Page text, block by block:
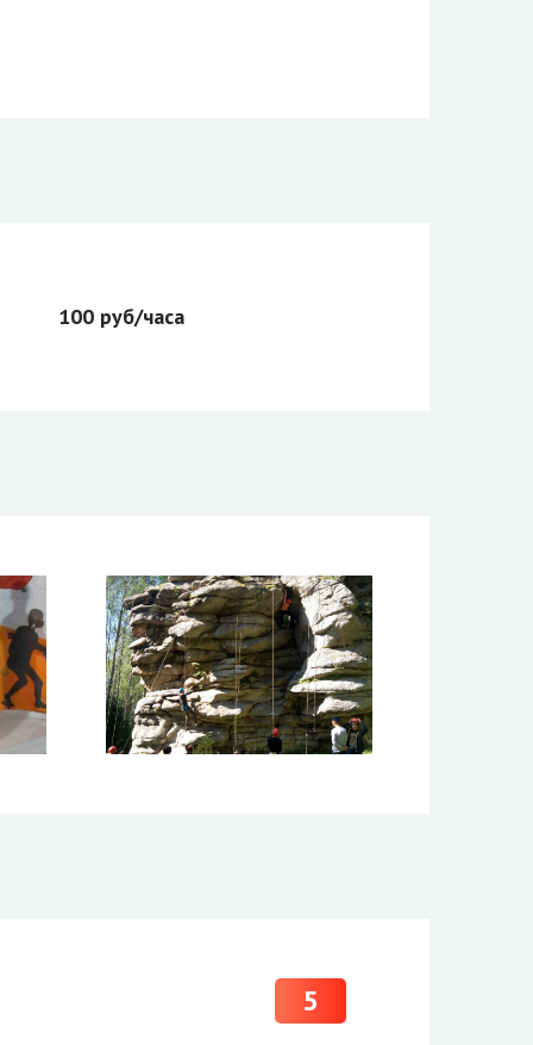
100 руб/часа
5